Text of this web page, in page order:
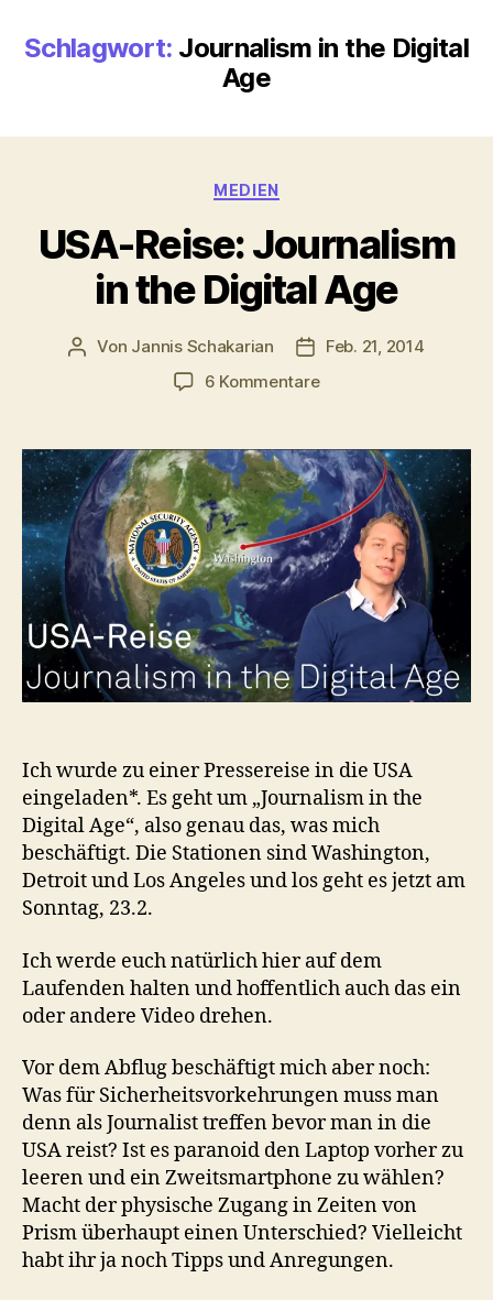
Schlagwort: Journalism in the Digital
Age
Kategorien
MEDIEN
USA-Reise: Journalism
in the Digital Age
Beitragsautor
Von Jannis Schakarian
Feb. 21, 2014
6 Kommentarezu
Journalism
in
the
Digital
Age
Ich wurde zu einer Pressereise in die USA
eingeladen*. Es geht um „Journalism in the
Digital Age“, also genau das, was mich
beschäftigt. Die Stationen sind Washington,
Detroit und Los Angeles und los geht es jetzt am
Sonntag, 23.2.
Ich werde euch natürlich hier auf dem
Laufenden halten und hoffentlich auch das ein
oder andere Video drehen.
Vor dem Abflug beschäftigt mich aber noch:
Was für Sicherheitsvorkehrungen muss man
denn als Journalist treffen bevor man in die
USA reist? Ist es paranoid den Laptop vorher zu
leeren und ein Zweitsmartphone zu wählen?
Macht der physische Zugang in Zeiten von
Prism überhaupt einen Unterschied? Vielleicht
habt ihr ja noch Tipps und Anregungen.